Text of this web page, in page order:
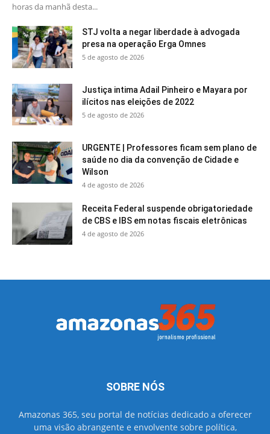
horas da manhã desta...
STJ volta a negar liberdade à advogada
presa na operação Erga Omnes
5 de agosto de 2026
Justiça intima Adail Pinheiro e Mayara por
ilícitos nas eleições de 2022
5 de agosto de 2026
URGENTE | Professores ficam sem plano de
saúde no dia da convenção de Cidade e
Wilson
4 de agosto de 2026
Receita Federal suspende obrigatoriedade
de CBS e IBS em notas fiscais eletrônicas
4 de agosto de 2026
SOBRE NÓS
Amazonas 365, seu portal de notícias dedicado a oferecer
uma visão abrangente e envolvente sobre política,